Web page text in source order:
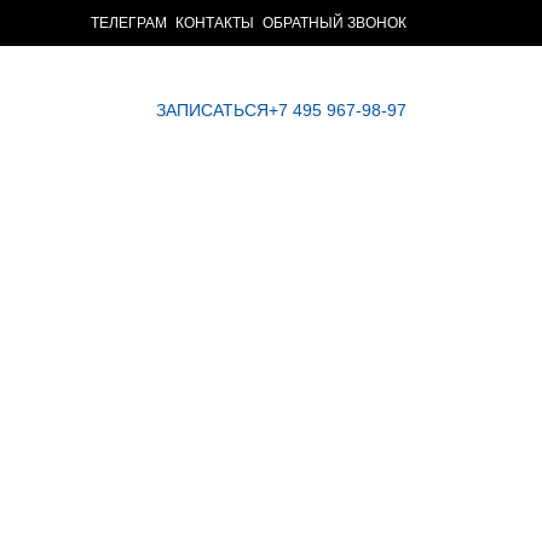
ТЕЛЕГРАМ КОНТАКТЫ ОБРАТНЫЙ ЗВОНОК
ЗАПИСАТЬСЯ+7 495 967-98-97